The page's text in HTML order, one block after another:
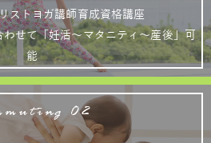
ストヨガ講師育成資格講座
せて「妊活～マタニティ～産後」可
能
02